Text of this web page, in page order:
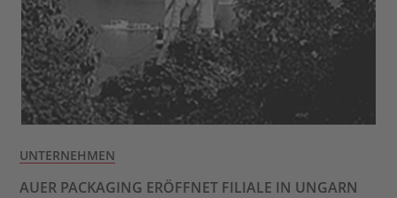
UNTERNEHMEN
AUER PACKAGING ERÖFFNET FILIALE IN UNGARN